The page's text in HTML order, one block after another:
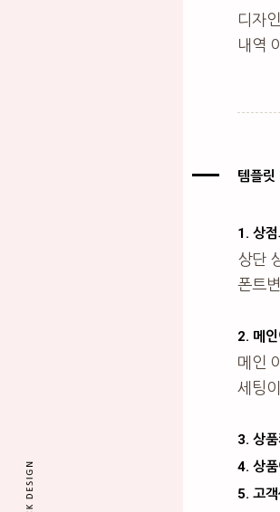
디자
내역
템플릿
1. 상
상단
폰트
2. 메인
메인
세팅
3. 상
4. 상
5. 고